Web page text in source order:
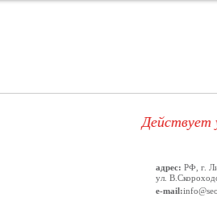
Действует
адрес: РФ, г.
ул.
e-mail: